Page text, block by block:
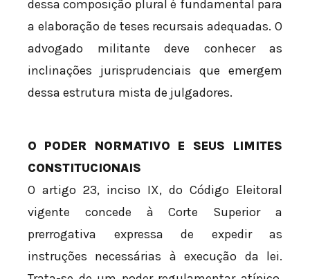
dessa composição plural é fundamental para
a elaboração de teses recursais adequadas. O
advogado militante deve conhecer as
inclinações jurisprudenciais que emergem
dessa estrutura mista de julgadores.
O PODER NORMATIVO E SEUS LIMITES
CONSTITUCIONAIS
O artigo 23, inciso IX, do Código Eleitoral
vigente concede à Corte Superior a
prerrogativa expressa de expedir as
instruções necessárias à execução da lei.